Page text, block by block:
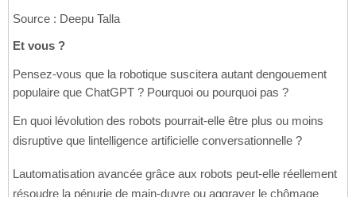
Source : Deepu Talla
Et vous ?
Pensez-vous que la robotique suscitera autant dengouement
populaire que ChatGPT ? Pourquoi ou pourquoi pas ?
En quoi lévolution des robots pourrait-elle être plus ou moins
disruptive que lintelligence artificielle conversationnelle ?
Lautomatisation avancée grâce aux robots peut-elle réellement
résoudre la pénurie de main-duvre ou aggraver le chômage